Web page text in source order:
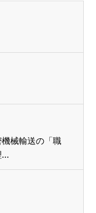
械輸送の「職